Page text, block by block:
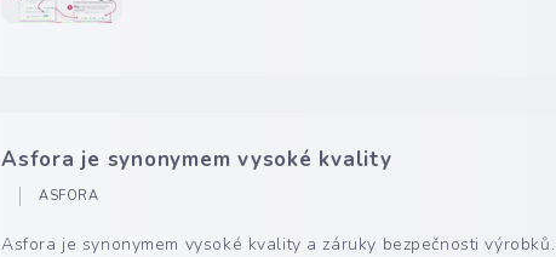
Asfora je synonymem vysoké kvality
ASFORA
Asfora je synonymem vysoké kvality a záruky bezpečnosti výrobků.